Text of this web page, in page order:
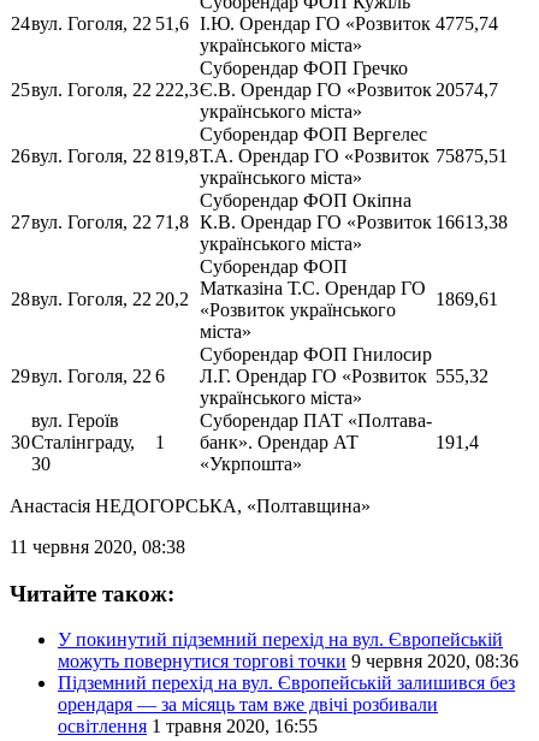
24вул. Гоголя, 22 51,6 І.Ю. Орендар ГО «Розвиток
українського міста»
4775,74
25вул. Гоголя, 22 222,3
Суборендар ФОП Гречко
Є.В. Орендар ГО «Розвиток
українського міста»
20574,7
26вул. Гоголя, 22 819,8
Суборендар ФОП Вергелес
Т.А. Орендар ГО «Розвиток
українського міста»
75875,51
27вул. Гоголя, 22 71,8
Суборендар ФОП Окіпна
К.В. Орендар ГО «Розвиток
українського міста»
16613,38
28вул. Гоголя, 22 20,2
Суборендар ФОП
Матказіна Т.С. Орендар ГО
«Розвиток українського
міста»
1869,61
29вул. Гоголя, 22 6
Суборендар ФОП Гнилосир
Л.Г. Орендар ГО «Розвиток
українського міста»
555,32
30
вул. Героїв
Сталінграду,
30
1
Суборендар ПАТ «Полтава-
банк». Орендар АТ
«Укрпошта»
191,4
Анастасія НЕДОГОРСЬКА, «Полтавщина»
11 червня 2020, 08:38
Читайте також:
У покинутий підземний перехід на вул. Європейській
можуть повернутися торгові точки 9 червня 2020, 08:36
Підземний перехід на вул. Європейській залишився без
орендаря — за місяць там вже двічі розбивали
освітлення 1 травня 2020, 16:55